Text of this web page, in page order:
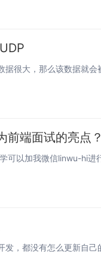
前端面试的亮点？